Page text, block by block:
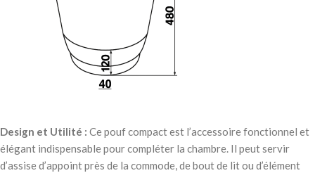
Design et Utilité : Ce pouf compact est l’accessoire fonctionnel et
élégant indispensable pour compléter la chambre. Il peut servir
d’assise d’appoint près de la commode, de bout de lit ou d’élément